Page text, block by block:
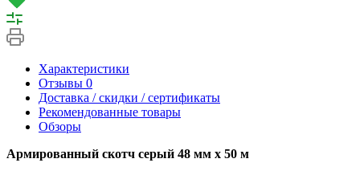
Характеристики
Отзывы 0
Доставка / скидки / сертификаты
Рекомендованные товары
Обзоры
Армированный скотч серый 48 мм х 50 м